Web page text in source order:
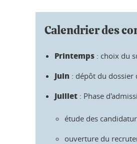
Calendrier des
Printemps : choix du
Juin : dépôt du dossier
Juillet : Phase
étude des
ouverture du